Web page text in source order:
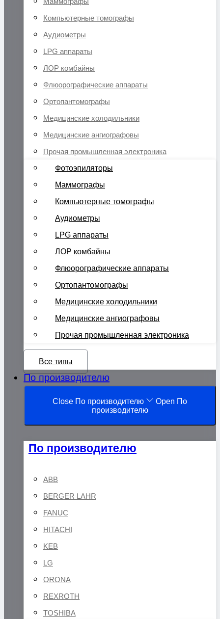
Компьютерные томографы
Аудиометры
LPG аппараты
ЛОР комбайны
Флюорографические аппараты
Ортопантомографы
Медицинские холодильники
Медицинские ангиографовы
Прочая промышленная электроника
Фотоэпиляторы
Маммографы
Компьютерные томографы
Аудиометры
LPG аппараты
ЛОР комбайны
Флюорографические аппараты
Ортопантомографы
Медицинские холодильники
Медицинские ангиографовы
Прочая промышленная электроника
Все типы
По производителю
Close По производителю
Open По
производителю
По производителю
ABB
BERGER LAHR
FANUC
HITACHI
KEB
LG
ORONA
REXROTH
TOSHIBA